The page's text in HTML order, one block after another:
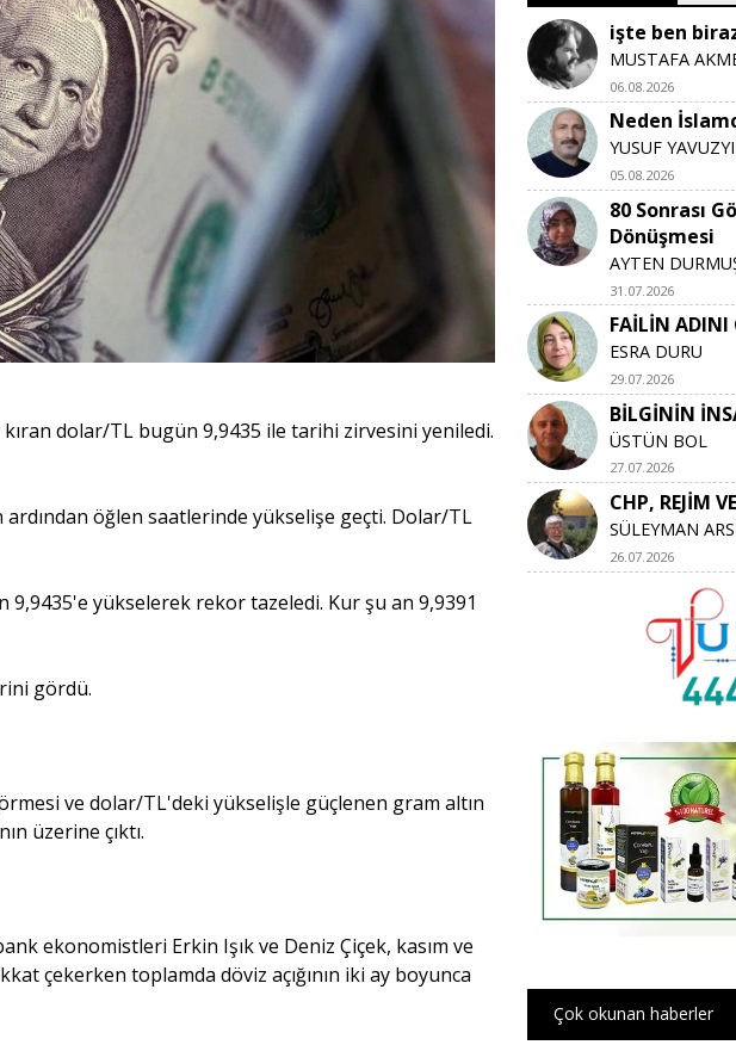
dolar/TL bugün 9,9435 ile tarihi zirvesini yeniledi.
öğlen saatlerinde yükselişe geçti. Dolar/TL
9,9435'e yükselerek rekor tazeledi. Kur şu an 9,9391
gördü.
ve dolar/TL'deki yükselişle güçlenen gram altın
üzerine çıktı.
ekonomistleri Erkin Işık ve Deniz Çiçek, kasım ve
çekerken toplamda döviz açığının iki ay boyunca
işte ben
MUSTAFA
06.08.2026
Neden
YUSUF
05.08.2026
80 Sonrası
Dönüşmesi
AYTEN
31.07.2026
FAİLİN ADINI
ESRA DURU
29.07.2026
BİLGİNİN
ÜSTÜN BOL
27.07.2026
CHP, REJİM
SÜLEYMAN
26.07.2026
Çok okunan haberler